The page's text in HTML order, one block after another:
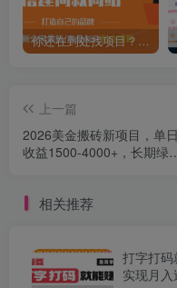
你还在到处找项目？还在当韭菜？我靠卖项目一个月收入5万+，曾经我也是个失败者。
上一篇
2026美金搬砖新项目，单日
收益1500-4000+，长期绿
相关推荐
打字打码
实现月